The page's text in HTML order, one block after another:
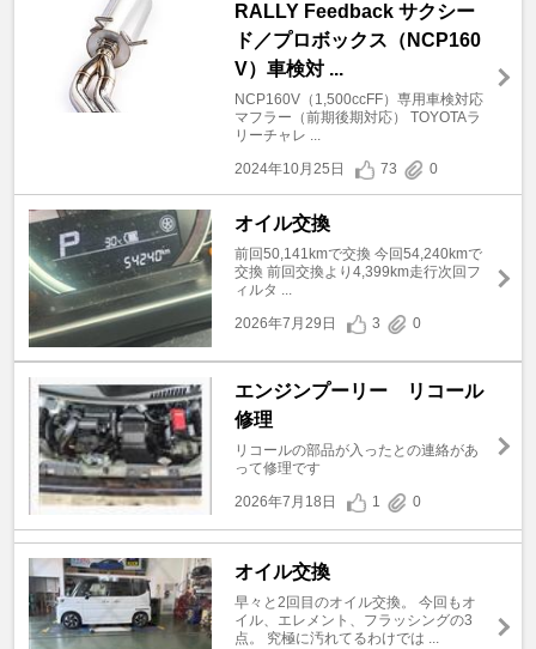
RALLY Feedback サクシー
ド／プロボックス（NCP160
V）車検対 ...
NCP160V（1,500ccFF）専用車検対応
マフラー（前期後期対応） TOYOTAラ
リーチャレ ...
2024年10月25日
73 0
オイル交換
前回50,141kmで交換 今回54,240kmで
交換 前回交換より4,399km走行次回フ
ィルタ ...
2026年7月29日
3 0
エンジンプーリー リコール
修理
リコールの部品が入ったとの連絡があ
って修理です
2026年7月18日
1 0
オイル交換
早々と2回目のオイル交換。 今回もオ
イル、エレメント、フラッシングの3
点。 究極に汚れてるわけでは ...